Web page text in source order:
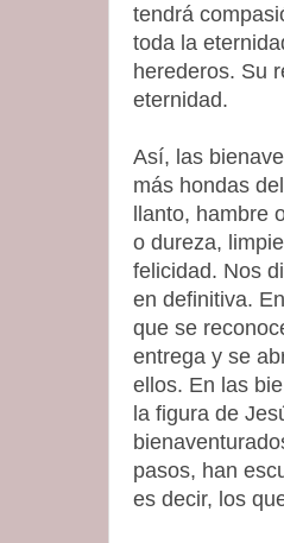
tendrá
toda la
herederos. Su
eternidad.
Así, las
más hondas
llanto, hambre
o dureza,
felicidad. Nos
en definitiva.
que se
entrega y se
ellos. En las
la figura de
pasos, han
es decir, los